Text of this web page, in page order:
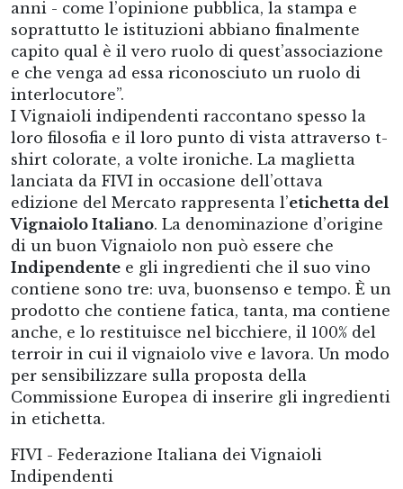
anni - come l’opinione pubblica, la stampa e
soprattutto le istituzioni abbiano finalmente
capito qual è il vero ruolo di quest’associazione
e che venga ad essa riconosciuto un ruolo di
interlocutore”.
I Vignaioli indipendenti raccontano spesso la
loro filosofia e il loro punto di vista attraverso t-
shirt colorate, a volte ironiche. La maglietta
lanciata da FIVI in occasione dell’ottava
edizione del Mercato rappresenta l’etichetta del
Vignaiolo Italiano. La denominazione d’origine
di un buon Vignaiolo non può essere che
Indipendente e gli ingredienti che il suo vino
contiene sono tre: uva, buonsenso e tempo. È un
prodotto che contiene fatica, tanta, ma contiene
anche, e lo restituisce nel bicchiere, il 100% del
terroir in cui il vignaiolo vive e lavora. Un modo
per sensibilizzare sulla proposta della
Commissione Europea di inserire gli ingredienti
in etichetta.
FIVI - Federazione Italiana dei Vignaioli
Indipendenti